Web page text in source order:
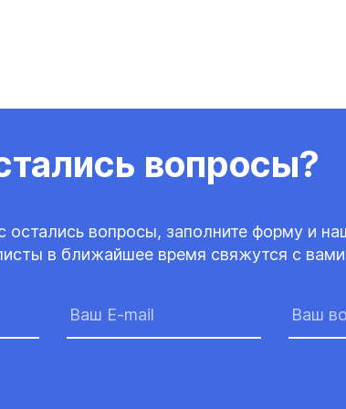
вопросы?
остались вопросы, заполните форму и
в ближайшее время свяжутся с вами